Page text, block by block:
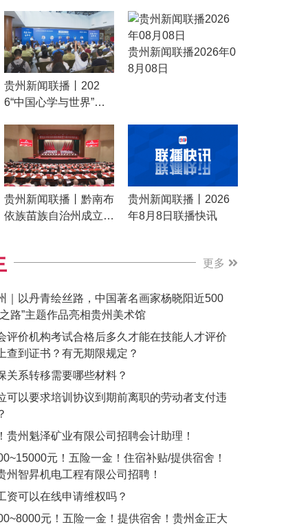
贵州新闻联播丨202
6“中国心学与世界”东
成果发布会在贵阳举行
贵州新闻联播2026年0
8月08日
贵州新闻联播丨黔南布
依族苗族自治州成立7
务院发来贺电
贵州新闻联播丨2026
年8月8日联播快讯
更多
｜以丹青绘丝路，中国著名画家杨晓阳近500
路”主题作品亮相贵州美术馆
评价机构考试合格后多久才能在技能人才评价
查到证书？有无期限规定？
关系转移需要哪些材料？
可以要求培训协议到期前离职的劳动者支付违
贵州魁泽矿业有限公司招聘会计助理！
元！五险一金！住宿补贴/提供宿舍！
州智昇机电工程有限公司招聘！
资可以在线申请维权吗？
元！五险一金！提供宿舍！贵州金正大